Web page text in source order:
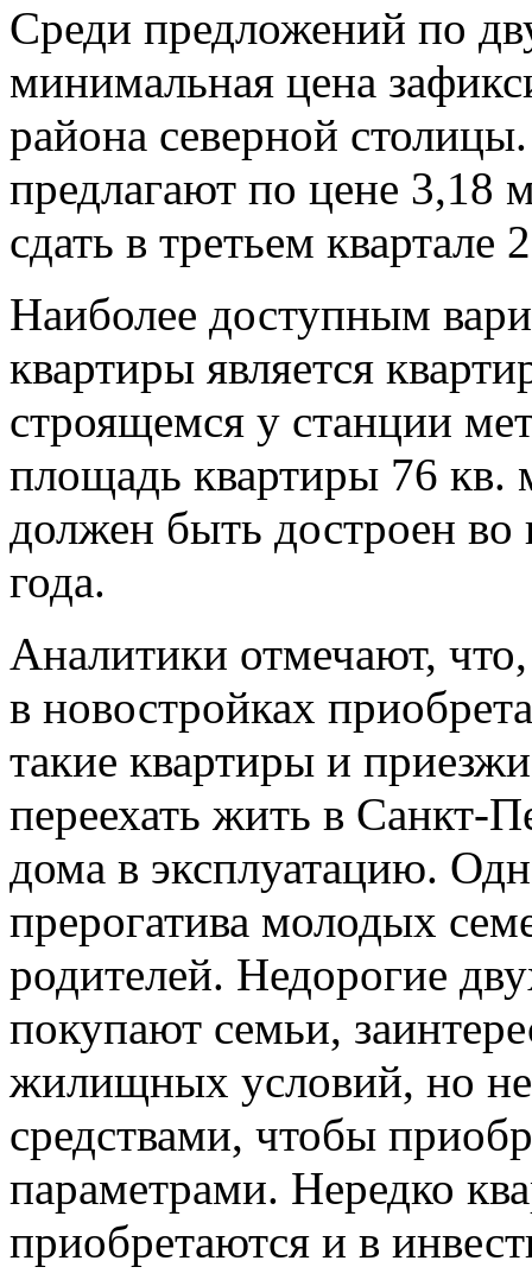
Среди предложений по
минимальная цена
района северной
предлагают по цене 3,18
сдать в третьем квартале
Наиболее доступным
квартиры является
строящемся у станции
площадь квартиры 76
должен быть достроен во
года.
Аналитики отмечают,
в новостройках
такие квартиры и
переехать жить в Санкт-
дома в эксплуатацию.
прерогатива молодых
родителей. Недорогие
покупают семьи,
жилищных условий, но
средствами, чтобы
параметрами. Нередко
приобретаются и в